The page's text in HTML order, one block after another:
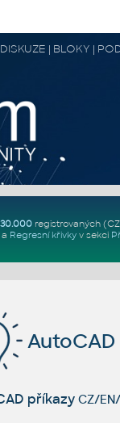
| BLOKY |
registrovaných
a Regresní křivkyv sekci
AutoCAD
příkazy CZ/